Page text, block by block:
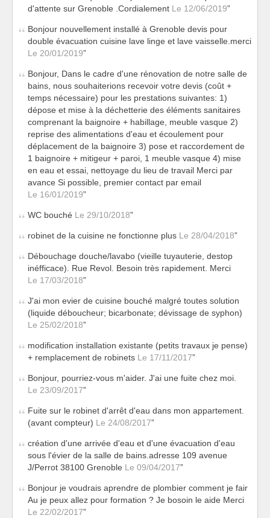
d'attente sur Grenoble .Cordialement Le 12/06/2019
Bonjour nouvellement installé à Grenoble devis pour
double évacuation cuisine lave linge et lave vaisselle.merci
Le 20/01/2019
Bonjour, Dans le cadre d'une rénovation de notre salle de
bains, nous souhaiterions recevoir votre devis (coût +
temps nécessaire) pour les prestations suivantes: 1)
dépose et mise à la déchetterie des éléments sanitaires
comprenant la baignoire + habillage, meuble vasque 2)
reprise des alimentations d'eau et écoulement pour
déplacement de la baignoire 3) pose et raccordement de
1 baignoire + mitigeur + paroi, 1 meuble vasque 4) mise
en eau et essai, nettoyage du lieu de travail Merci par
avance Si possible, premier contact par email
Le 16/01/2019
WC bouché Le 29/10/2018
robinet de la cuisine ne fonctionne plus Le 28/04/2018
Débouchage douche/lavabo (vieille tuyauterie, destop
inéfficace). Rue Revol. Besoin très rapidement. Merci
Le 17/03/2018
J'ai mon evier de cuisine bouché malgré toutes solution
(liquide déboucheur; bicarbonate; dévissage de syphon)
Le 25/02/2018
modification installation existante (petits travaux je pense)
+ remplacement de robinets Le 17/11/2017
Bonjour, pourriez-vous m'aider. J'ai une fuite chez moi.
Le 23/09/2017
Fuite sur le robinet d'arrêt d'eau dans mon appartement.
(avant compteur) Le 24/08/2017
création d'une arrivée d'eau et d'une évacuation d'eau
sous l'évier de la salle de bains.adresse 109 avenue
J/Perrot 38100 Grenoble Le 09/04/2017
Bonjour je voudrais aprendre de plombier comment je fair
Au je peux allez pour formation ? Je bosoin le aide Merci
Le 22/02/2017